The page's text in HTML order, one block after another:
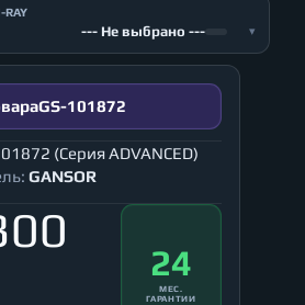
--- Не выбрано --- ▾
GS-101872
(Серия ADVANCED)
GANSOR
24
МЕС.
ГАРАНТИИ